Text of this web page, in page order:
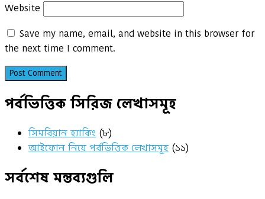
Website
Save my name, email, and website in this browser for
the next time I comment.
পর্বভিত্তিক সিরিজ লেখাসমূহ
সিমবিয়ান হ্যাকিং (৮)
আইফোন নিয়ে পর্বভিত্তিক লেখাসমূহ (১১)
সর্বশেষ মন্তব্যগুলি